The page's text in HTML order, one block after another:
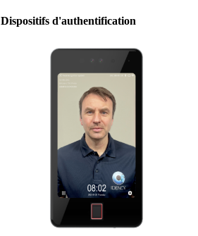
Dispositifs d'authentification